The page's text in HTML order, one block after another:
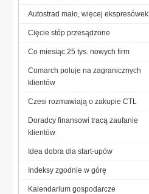
Autostrad mało, więcej ekspresówek
Cięcie stóp przesądzone
Co miesiąc 25 tys. nowych firm
Comarch poluje na zagranicznych
klientów
Czesi rozmawiają o zakupie CTL
Doradcy finansowi tracą zaufanie
klientów
Idea dobra dla start-upów
Indeksy zgodnie w górę
Kalendarium gospodarcze